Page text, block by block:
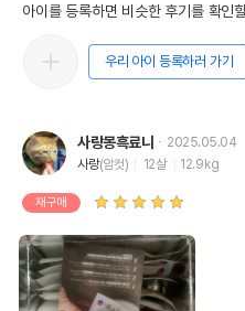
아이를 등록하면 비슷한 후기를 확인
우리 아이 등록하러 가기
사랑몽흑료니
2025.05.04
사랑(암컷) 12살 12.9kg
재구매